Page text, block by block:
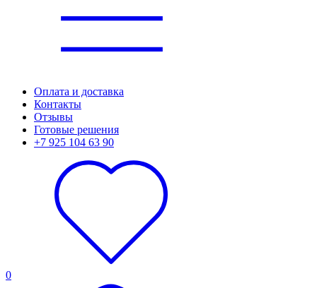
Оплата и доставка
Контакты
Отзывы
Готовые решения
+7 925 104 63 90
0